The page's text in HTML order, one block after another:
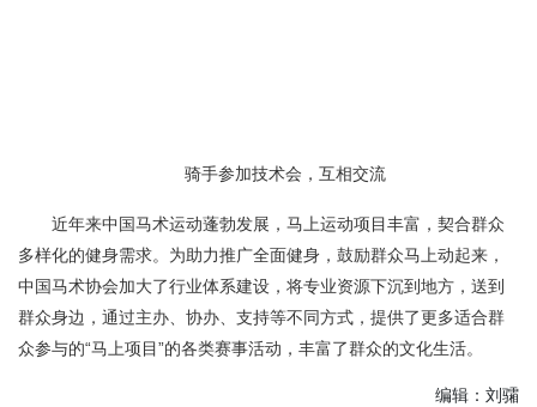
骑手参加技术会，互相交流
近年来中国马术运动蓬勃发展，马上运动项目丰富，契合群众
多样化的健身需求。为助力推广全面健身，鼓励群众马上动起来，
中国马术协会加大了行业体系建设，将专业资源下沉到地方，送到
群众身边，通过主办、协办、支持等不同方式，提供了更多适合群
众参与的“马上项目”的各类赛事活动，丰富了群众的文化生活。
编辑：刘骦